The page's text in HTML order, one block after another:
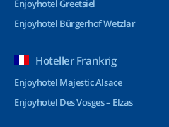
Enjoyhotel Greetsiel
Enjoyhotel Bürgerhof Wetzlar
Hoteller Frankrig
Enjoyhotel Majestic Alsace
Enjoyhotel Des Vosges – Elzas